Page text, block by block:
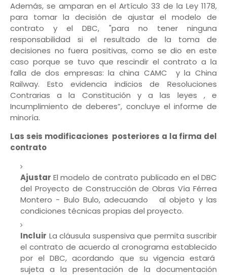
Además, se amparan en el Artículo 33 de la Ley 1178,
para tomar la decisión de ajustar el modelo de
contrato y el DBC, "para no tener ninguna
responsabilidad si el resultado de la toma de
decisiones no fuera positivas, como se dio en este
caso porque se tuvo que rescindir el contrato a la
falla de dos empresas: la china CAMC y la China
Railway. Esto evidencia indicios de Resoluciones
Contrarias a la Constitución y a las leyes , e
Incumplimiento de deberes”, concluye el informe de
minoría.
Las seis modificaciones posteriores a la firma del
contrato
Ajustar El modelo de contrato publicado en el DBC
del Proyecto de Construcción de Obras Vía Férrea
Montero - Bulo Bulo, adecuando al objeto y las
condiciones técnicas propias del proyecto.
Incluir La cláusula suspensiva que permita suscribir
el contrato de acuerdo al cronograma establecido
por el DBC, acordando que su vigencia estará
sujeta a la presentación de la documentación